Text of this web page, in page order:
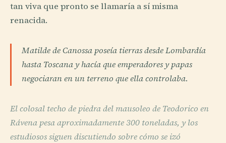
tan viva que pronto se llamaría a sí misma
renacida.
Matilde de Canossa poseía tierras desde Lombardía
hasta Toscana y hacía que emperadores y papas
negociaran en un terreno que ella controlaba.
El colosal techo de piedra del mausoleo de Teodorico en
Rávena pesa aproximadamente 300 toneladas, y los
estudiosos siguen discutiendo sobre cómo se izó